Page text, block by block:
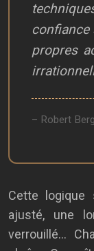
confiance
propres
– Robert
Cette logique
ajusté, une
verrouillé…